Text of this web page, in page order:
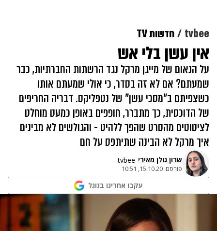
tvbee חדשות TV
אין עשן בלי אש
על הנאום של מייגן מרקל נגד הרשתות החברתיות, כבר
שמעתם? אם לא זה בסדר, כי אולי שמעתם אותו
כשצפיתם ב"מסכי עשן" של נטפליקס. דבריה החריפים
של הדוכסית, כך מתברר, חופפים באופן כמעט מוחלט
לציטוטים מהסרט שהפך ללהיט - והגולשים לא מבינים
איך מרקל לא הבינה שתיתפס על חם
שרון גולן מאירי tvbee
פורסם: 15.10.20, 10:51
עקבו אחרינו בגוגל